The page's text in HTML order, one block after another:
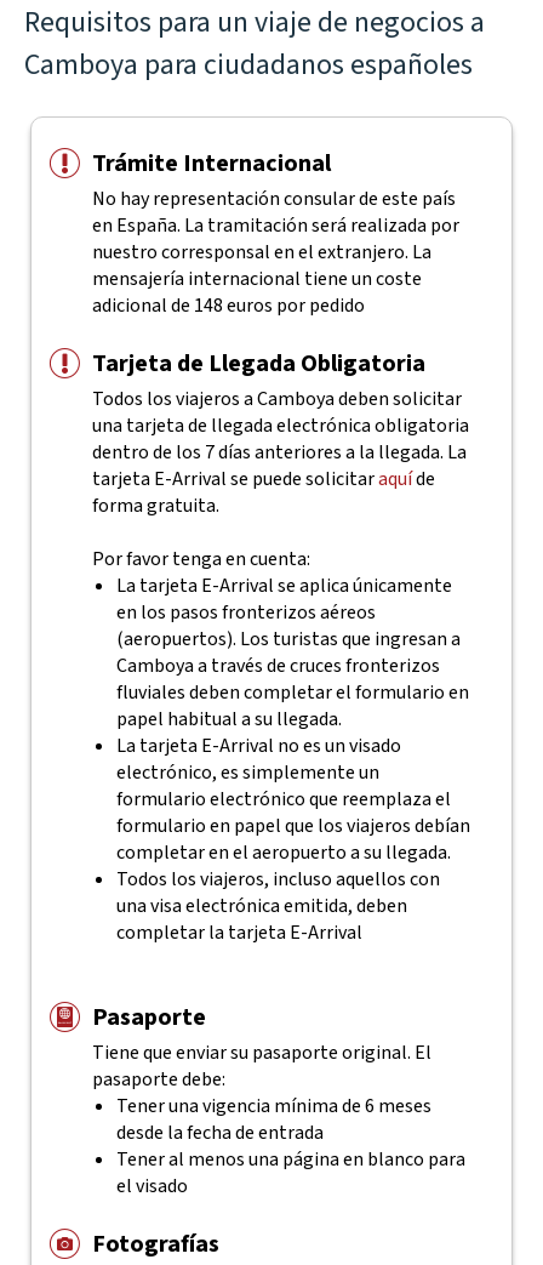
Requisitos para un viaje de negocios a
Camboya para ciudadanos españoles
Trámite Internacional
No hay representación consular de este país
en España. La tramitación será realizada por
nuestro corresponsal en el extranjero. La
mensajería internacional tiene un coste
adicional de 148 euros por pedido
Tarjeta de Llegada Obligatoria
Todos los viajeros a Camboya deben solicitar
una tarjeta de llegada electrónica obligatoria
dentro de los 7 días anteriores a la llegada. La
tarjeta E-Arrival se puede solicitaraquíde
forma gratuita.
Por favor tenga en cuenta:
La tarjeta E-Arrival se aplica únicamente
en los pasos fronterizos aéreos
(aeropuertos). Los turistas que ingresan a
Camboya a través de cruces fronterizos
fluviales deben completar el formulario en
papel habitual a su llegada.
La tarjeta E-Arrival no es un visado
electrónico, es simplemente un
formulario electrónico que reemplaza el
formulario en papel que los viajeros debían
completar en el aeropuerto a su llegada.
Todos los viajeros, incluso aquellos con
una visa electrónica emitida, deben
completar la tarjeta E-Arrival
Pasaporte
Tiene que enviar su pasaporte original. El
pasaporte debe:
Tener una vigencia mínima de 6 meses
desde la fecha de entrada
Tener al menos una página en blanco para
el visado
Fotografías